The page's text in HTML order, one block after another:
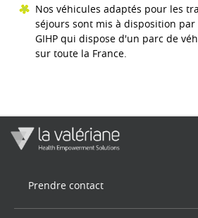
Nos véhicules adaptés pour les
séjours sont mis à disposition
GIHP qui dispose d'un parc de
sur toute la France.
Prendre contact